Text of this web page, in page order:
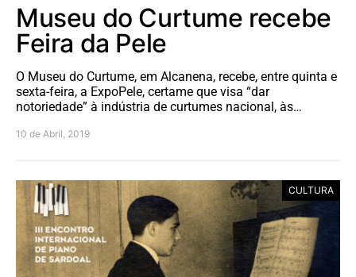
Museu do Curtume recebe
Feira da Pele
O Museu do Curtume, em Alcanena, recebe, entre quinta e
sexta-feira, a ExpoPele, certame que visa “dar
notoriedade” à indústria de curtumes nacional, às…
10 de Abril, 2019
CULTURA